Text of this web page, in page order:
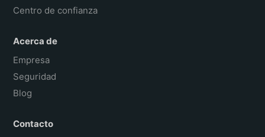
Centro de confianza
Acerca de
Empresa
Seguridad
Blog
Contacto